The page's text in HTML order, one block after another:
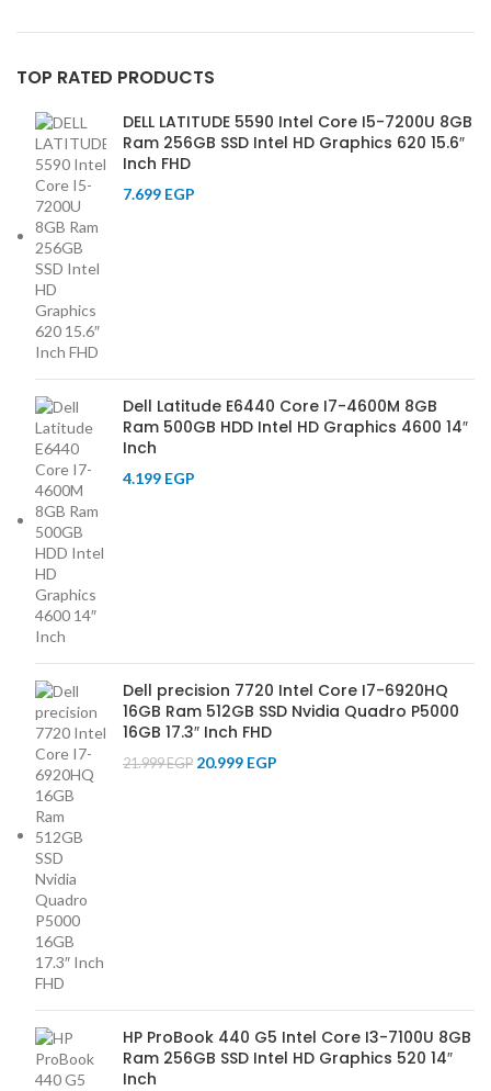
TOP RATED PRODUCTS
DELL LATITUDE 5590 Intel Core I5-7200U 8GB
Ram 256GB SSD Intel HD Graphics 620 15.6″
Inch FHD
7.699 EGP
Dell Latitude E6440 Core I7-4600M 8GB
Ram 500GB HDD Intel HD Graphics 4600 14″
Inch
4.199 EGP
Dell precision 7720 Intel Core I7-6920HQ
16GB Ram 512GB SSD Nvidia Quadro P5000
16GB 17.3″ Inch FHD
21.999EGP 20.999 EGP
HP ProBook 440 G5 Intel Core I3-7100U 8GB
Ram 256GB SSD Intel HD Graphics 520 14″
Inch